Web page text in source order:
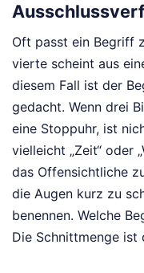
Oft passt ein Begriff
vierte scheint aus
diesem Fall ist der
gedacht. Wenn drei
eine Stoppuhr, ist
vielleicht „Zeit“ oder
das Offensichtliche
die Augen kurz zu
benennen. Welche
Die Schnittmenge ist